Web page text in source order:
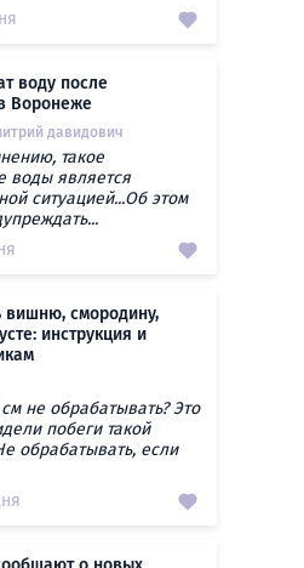
воду после
Воронеже
давидович
такое
воды является
ситуацией...Об этом
вишню, смородину,
инструкция и
не обрабатывать? Это
побеги такой
обрабатывать, если